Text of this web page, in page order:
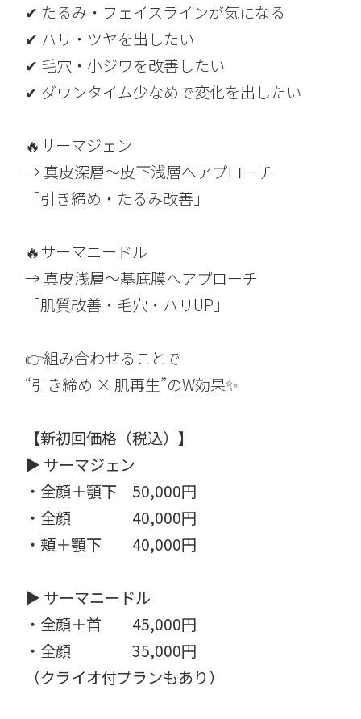
✔ たるみ・フェイスラインが気になる
✔ ハリ・ツヤを出したい
✔ 毛穴・小ジワを改善したい
✔ ダウンタイム少なめで変化を出したい
🔥サーマジェン
→ 真皮深層〜皮下浅層へアプローチ
「引き締め・たるみ改善」
🔥サーマニードル
→ 真皮浅層〜基底膜へアプローチ
「肌質改善・毛穴・ハリUP」
👉組み合わせることで
“引き締め × 肌再生”のW効果✨
【新初回価格（税込）】
▶ サーマジェン
・全顔＋顎下 50,000円
・全顔 40,000円
・頬＋顎下 40,000円
▶ サーマニードル
・全顔＋首 45,000円
・全顔 35,000円
（クライオ付プランもあり）